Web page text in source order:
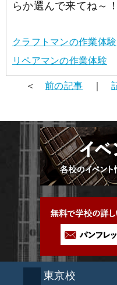
学科・コース紹介
入学案内
募集要項 学費に
学費サポート 短
就職進路指導
スペシャル
アーティストメッセ
コラム GCAの人
東京校
大阪校
オープンキャ
お
生徒作品紹介
らか選んで来てね～！
クラフトマンの作業体験
リペアマンの作業体験
＜前の記事 ｜
東京校